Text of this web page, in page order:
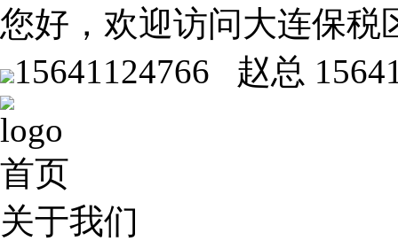
您好，欢迎访问大连保税
15641124766 赵总
首页
关于我们